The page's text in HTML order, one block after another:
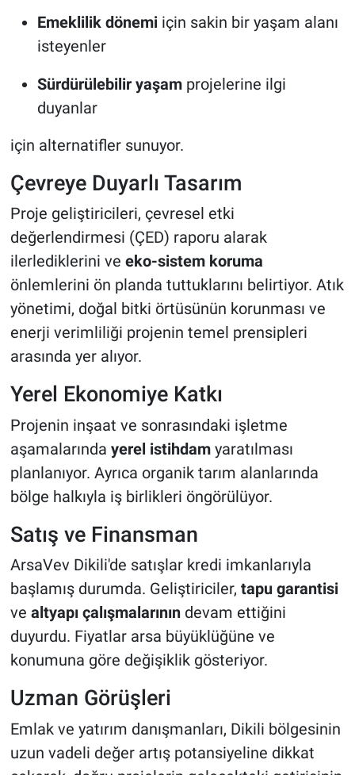
Emeklilik dönemiiçin sakin bir yaşam alanı
isteyenler
Sürdürülebilir yaşamprojelerine ilgi
duyanlar
için alternatifler sunuyor.
Çevreye Duyarlı Tasarım
Proje geliştiricileri, çevresel etki
değerlendirmesi (ÇED) raporu alarak
ilerlediklerini ve eko-sistem koruma
önlemlerini ön planda tuttuklarını belirtiyor. Atık
yönetimi, doğal bitki örtüsünün korunması ve
enerji verimliliği projenin temel prensipleri
arasında yer alıyor.
Yerel Ekonomiye Katkı
Projenin inşaat ve sonrasındaki işletme
aşamalarında yerel istihdamyaratılması
planlanıyor. Ayrıca organik tarım alanlarında
bölge halkıyla iş birlikleri öngörülüyor.
Satış ve Finansman
ArsaVev Dikili'de satışlar kredi imkanlarıyla
başlamış durumda. Geliştiriciler, tapu garantisi
ve altyapı çalışmalarınındevam ettiğini
duyurdu. Fiyatlar arsa büyüklüğüne ve
konumuna göre değişiklik gösteriyor.
Uzman Görüşleri
Emlak ve yatırım danışmanları, Dikili bölgesinin
uzun vadeli değer artış potansiyeline dikkat